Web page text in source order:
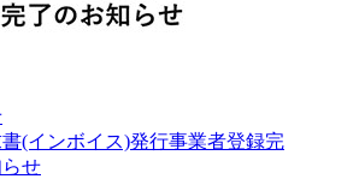
(インボイス)発行事業者登録完
せ